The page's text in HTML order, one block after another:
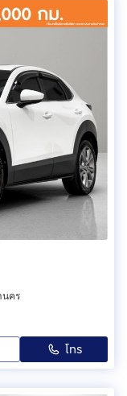
นคร
โทร